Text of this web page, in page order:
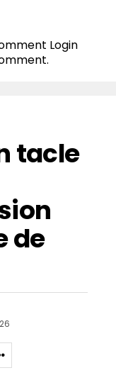
Login
tacle
de